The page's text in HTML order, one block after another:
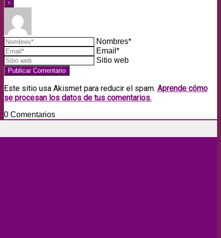
Nombres*
Email*
Sitio web
Este sitio usa Akismet para reducir el spam. Aprende cómo
se procesan los datos de tus comentarios.
0 Comentarios